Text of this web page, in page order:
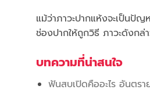
แม้ว่าภาวะปากแห้งจะเป็นปั
ช่องปากให้ถูกวิธี ภาวะดังกล่
บทความที่น่าสนใจ
ฟันสบเปิดคืออะไร อันตรา